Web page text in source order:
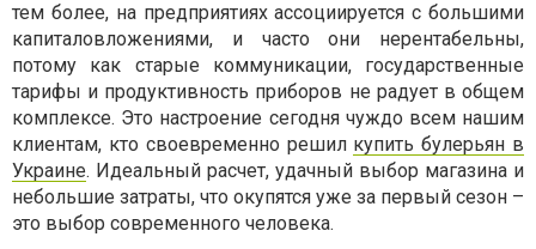
тем более, на предприятиях ассоциируется с большими
капиталовложениями, и часто они нерентабельны,
потому как старые коммуникации, государственные
тарифы и продуктивность приборов не радует в общем
комплексе. Это настроение сегодня чуждо всем нашим
клиентам, кто своевременно решил купить булерьян в
Украине. Идеальный расчет, удачный выбор магазина и
небольшие затраты, что окупятся уже за первый сезон –
это выбор современного человека.